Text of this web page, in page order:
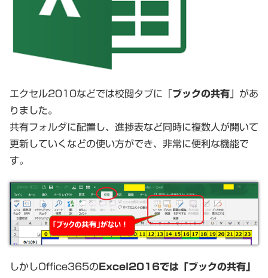
エクセル2010などでは校閲タブに「 ブックの共有 」があ
りました。
共有フォルダに配置し、進捗表など同時に複数人が開いて
更新していくなどの使い方ができ、非常に便利な機能で
す。
しかしOffice365の Excel2016では「ブックの共有」